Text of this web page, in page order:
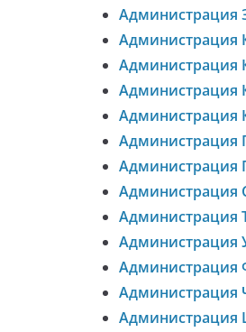
Администрация
Администрация
Администрация
Администрация
Администрация
Администрация
Администрация
Администрация
Администрация
Администрация
Администрация
Администрация
Администрация